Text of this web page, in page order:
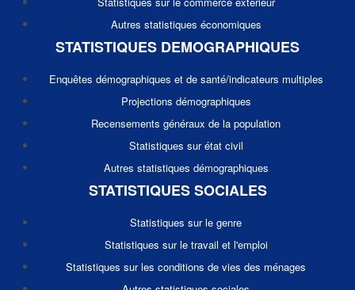
Autres statistiques économiques
STATISTIQUES DEMOGRAPHIQUES
Enquêtes démographiques et de santé/indicateurs multiples
Projections démographiques
Recensements généraux de la population
Statistiques sur état civil
Autres statistiques démographiques
STATISTIQUES SOCIALES
Statistiques sur le genre
Statistiques sur le travail et l'emploi
Statistiques sur les conditions de vies des ménages